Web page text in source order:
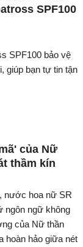
SPF100
SPF100 bảo vệ
giúp bạn tự tin tận
của Nữ
thầm kín
nước hoa nữ SR
ngôn ngữ không
của Nữ thần
hoàn hảo giữa nét